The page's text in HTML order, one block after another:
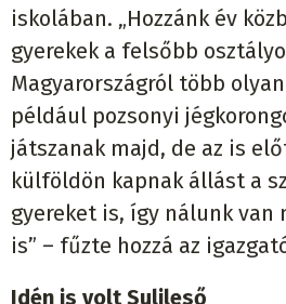
iskolában. „Hozzánk év
gyerekek a felsőbb
Magyarországról több
például pozsonyi
játszanak majd, de az is
külföldön kapnak állást a
gyereket is, így nálunk van
is” – fűzte hozzá az
Idén is volt Sulileső